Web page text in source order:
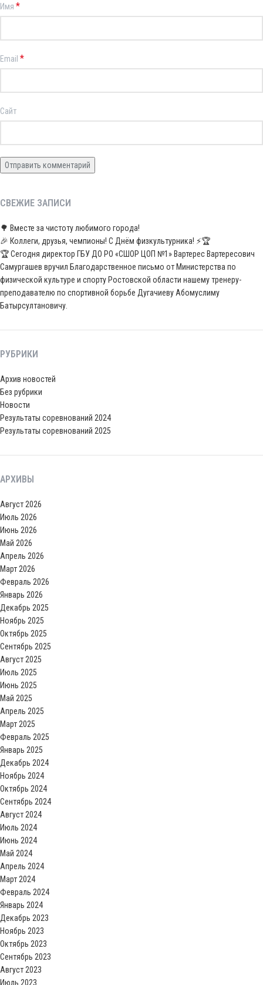
Имя *
Email *
Сайт
СВЕЖИЕ ЗАПИСИ
🌳 Вместе за чистоту любимого города!
🎉 Коллеги, друзья, чемпионы! С Днём физкультурника! ⚡️🏆
🏆 Сегодня директор ГБУ ДО РО «СШОР ЦОП №1» Вартерес Вартересович
Самургашев вручил Благодарственное письмо от Министерства по
физической культуре и спорту Ростовской области нашему тренеру-
преподавателю по спортивной борьбе Дугачиеву Абомуслиму
Батырсултановичу.
РУБРИКИ
Архив новостей
Без рубрики
Новости
Результаты соревнований 2024
Результаты соревнований 2025
АРХИВЫ
Август 2026
Июль 2026
Июнь 2026
Май 2026
Апрель 2026
Март 2026
Февраль 2026
Январь 2026
Декабрь 2025
Ноябрь 2025
Октябрь 2025
Сентябрь 2025
Август 2025
Июль 2025
Июнь 2025
Май 2025
Апрель 2025
Март 2025
Февраль 2025
Январь 2025
Декабрь 2024
Ноябрь 2024
Октябрь 2024
Сентябрь 2024
Август 2024
Июль 2024
Июнь 2024
Май 2024
Апрель 2024
Март 2024
Февраль 2024
Январь 2024
Декабрь 2023
Ноябрь 2023
Октябрь 2023
Сентябрь 2023
Август 2023
Июль 2023